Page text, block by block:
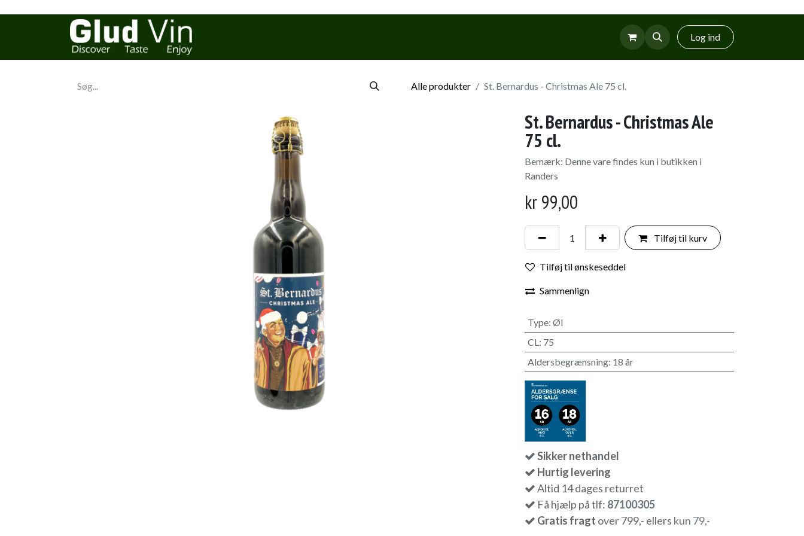
Log ind
Alle produkter St. Bernardus - Christmas Ale 75 cl.
St. Bernardus - Christmas Ale
75 cl.
Bemærk: Denne vare findes kun i butikken i
Randers
kr99,00
Tilføj til kurv
Tilføj til ønskeseddel
Sammenlign
Type: Øl
CL : 75
Aldersbegrænsning: 18 år
Sikker nethandel
Hurtig levering​
Altid 14 dages returret
Få hjælp på tlf: 871003​05
Gratis fragt over 799,- ellers k​un 79,-